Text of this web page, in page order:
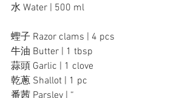
水 Water | 500 ml
蟶子 Razor clams | 4 pcs
牛油 Butter | 1 tbsp
蒜頭 Garlic | 1 clove
乾蔥 Shallot | 1 pc